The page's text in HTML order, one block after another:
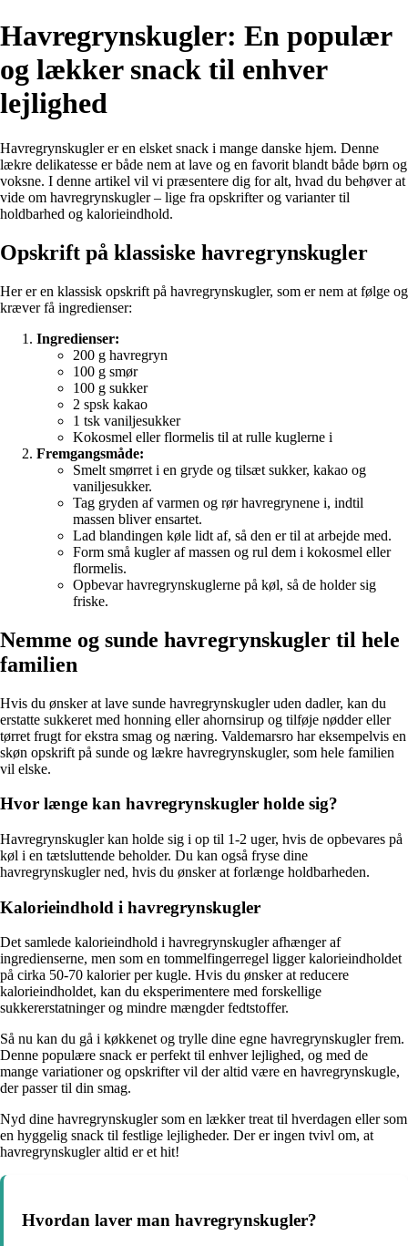
Havregrynskugler: En populær
og lækker snack til enhver
lejlighed
Havregrynskugler er en elsket snack i mange danske hjem. Denne
lækre delikatesse er både nem at lave og en favorit blandt både børn og
voksne. I denne artikel vil vi præsentere dig for alt, hvad du behøver at
vide om havregrynskugler – lige fra opskrifter og varianter til
holdbarhed og kalorieindhold.
Opskrift på klassiske havregrynskugler
Her er en klassisk opskrift på havregrynskugler, som er nem at følge og
kræver få ingredienser:
Ingredienser:
200 g havregryn
100 g smør
100 g sukker
2 spsk kakao
1 tsk vaniljesukker
Kokosmel eller flormelis til at rulle kuglerne i
Fremgangsmåde:
Smelt smørret i en gryde og tilsæt sukker, kakao og
vaniljesukker.
Tag gryden af varmen og rør havregrynene i, indtil
massen bliver ensartet.
Lad blandingen køle lidt af, så den er til at arbejde med.
Form små kugler af massen og rul dem i kokosmel eller
flormelis.
Opbevar havregrynskuglerne på køl, så de holder sig
friske.
Nemme og sunde havregrynskugler til hele
familien
Hvis du ønsker at lave sunde havregrynskugler uden dadler, kan du
erstatte sukkeret med honning eller ahornsirup og tilføje nødder eller
tørret frugt for ekstra smag og næring. Valdemarsro har eksempelvis en
skøn opskrift på sunde og lækre havregrynskugler, som hele familien
vil elske.
Hvor længe kan havregrynskugler holde sig?
Havregrynskugler kan holde sig i op til 1-2 uger, hvis de opbevares på
køl i en tætsluttende beholder. Du kan også fryse dine
havregrynskugler ned, hvis du ønsker at forlænge holdbarheden.
Kalorieindhold i havregrynskugler
Det samlede kalorieindhold i havregrynskugler afhænger af
ingredienserne, men som en tommelfingerregel ligger kalorieindholdet
på cirka 50-70 kalorier per kugle. Hvis du ønsker at reducere
kalorieindholdet, kan du eksperimentere med forskellige
sukkererstatninger og mindre mængder fedtstoffer.
Så nu kan du gå i køkkenet og trylle dine egne havregrynskugler frem.
Denne populære snack er perfekt til enhver lejlighed, og med de
mange variationer og opskrifter vil der altid være en havregrynskugle,
der passer til din smag.
Nyd dine havregrynskugler som en lækker treat til hverdagen eller som
en hyggelig snack til festlige lejligheder. Der er ingen tvivl om, at
havregrynskugler altid er et hit!
Hvordan laver man havregrynskugler?